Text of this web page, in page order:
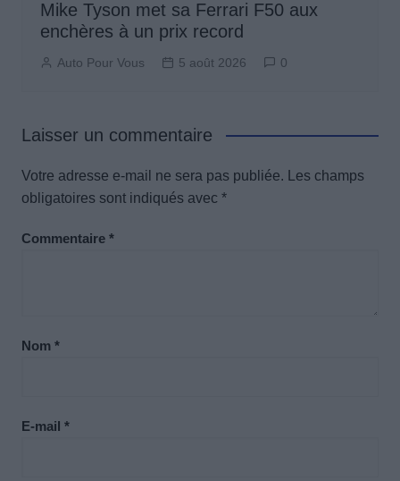
Mike Tyson met sa Ferrari F50 aux
enchères à un prix record
Auto Pour Vous 5 août 2026 0
Laisser un commentaire
Votre adresse e-mail ne sera pas publiée.
Les champs
obligatoires sont indiqués avec *
Commentaire *
Nom *
E-mail *